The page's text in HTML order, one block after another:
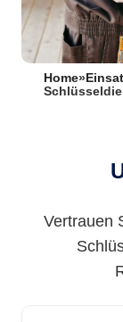
Home»
Vertrauen